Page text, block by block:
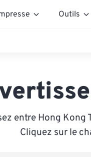
Outils
entre Hong Kong
Cliquez sur le